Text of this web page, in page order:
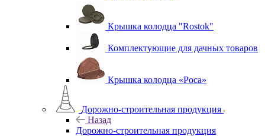
Крышка колодца "Rostok"
Комплектующие для дачных товаров
Крышка колодца «Роса»
Дорожно-строительная продукция
Назад
Дорожно-строительная продукция